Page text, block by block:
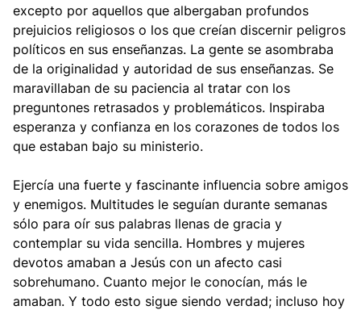
excepto por aquellos que albergaban profundos
prejuicios religiosos o los que creían discernir peligros
políticos en sus enseñanzas. La gente se asombraba
de la originalidad y autoridad de sus enseñanzas. Se
maravillaban de su paciencia al tratar con los
preguntones retrasados y problemáticos. Inspiraba
esperanza y confianza en los corazones de todos los
que estaban bajo su ministerio.
Ejercía una fuerte y fascinante influencia sobre amigos
y enemigos. Multitudes le seguían durante semanas
sólo para oír sus palabras llenas de gracia y
contemplar su vida sencilla. Hombres y mujeres
devotos amaban a Jesús con un afecto casi
sobrehumano. Cuanto mejor le conocían, más le
amaban. Y todo esto sigue siendo verdad; incluso hoy